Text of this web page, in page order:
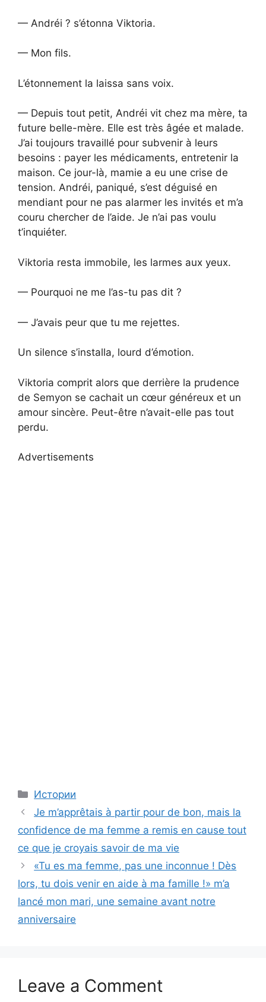
— Andréi ? s’étonna Viktoria.
— Mon fils.
L’étonnement la laissa sans voix.
— Depuis tout petit, Andréi vit chez ma mère, ta
future belle-mère. Elle est très âgée et malade.
J’ai toujours travaillé pour subvenir à leurs
besoins : payer les médicaments, entretenir la
maison. Ce jour-là, mamie a eu une crise de
tension. Andréi, paniqué, s’est déguisé en
mendiant pour ne pas alarmer les invités et m’a
couru chercher de l’aide. Je n’ai pas voulu
t’inquiéter.
Viktoria resta immobile, les larmes aux yeux.
— Pourquoi ne me l’as-tu pas dit ?
— J’avais peur que tu me rejettes.
Un silence s’installa, lourd d’émotion.
Viktoria comprit alors que derrière la prudence
de Semyon se cachait un cœur généreux et un
amour sincère. Peut-être n’avait-elle pas tout
perdu.
Advertisements
Categories
Истории
Je m’apprêtais à partir pour de bon, mais la
confidence de ma femme a remis en cause tout
ce que je croyais savoir de ma vie
«Tu es ma femme, pas une inconnue ! Dès
lors, tu dois venir en aide à ma famille !» m’a
lancé mon mari, une semaine avant notre
anniversaire
Leave a Comment